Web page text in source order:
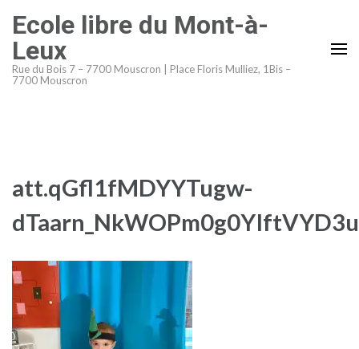
au
contenu
(Pressez
Ecole libre du Mont-à-
Leux
Rue du Bois 7 – 7700 Mouscron | Place Floris Mulliez, 1Bis –
7700 Mouscron
att.qGfl1fMDYYTugw-